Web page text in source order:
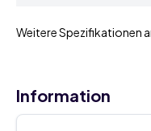
Weitere Spezifikationen
Information